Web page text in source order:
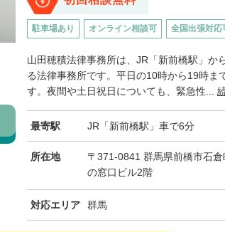
駐車場あり オンライン相談可 全国出張対応
山田穂積法律事務所は、JR「新前橋駅」か
る法律事務所です。平日の10時から19時ま
す。夜間や土日祝日についても、緊急性...
最寄駅 JR「新前橋駅」車で6分
所在地
〒371-0841 群馬県前橋市石
の窓口ビル2階
対応エリア 群馬